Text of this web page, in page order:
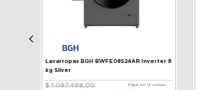
Lavarropas BGH BWFE08S24AR Inverter 8
kg Silver
$ 1.087.498,00 Pagá en 12 cuotas